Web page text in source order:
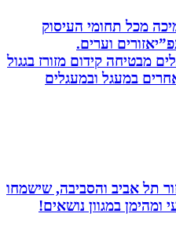
תחומי העיסוק
וערים.
קידום מזורז בגגול
ובמעגלים
אביב והסביבה, שישמחו
במגוון נושאים!